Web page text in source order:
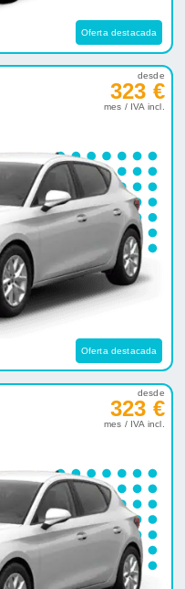
Oferta destacada
desde
323 €
mes / IVA incl.
Oferta destacada
desde
323 €
mes / IVA incl.